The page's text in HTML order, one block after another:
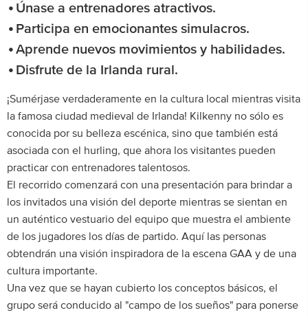
Únase a entrenadores atractivos.
Participa en emocionantes simulacros.
Aprende nuevos movimientos y habilidades.
Disfrute de la Irlanda rural.
¡Sumérjase verdaderamente en la cultura local mientras visita
la famosa ciudad medieval de Irlanda! Kilkenny no sólo es
conocida por su belleza escénica, sino que también está
asociada con el hurling, que ahora los visitantes pueden
practicar con entrenadores talentosos.
El recorrido comenzará con una presentación para brindar a
los invitados una visión del deporte mientras se sientan en
un auténtico vestuario del equipo que muestra el ambiente
de los jugadores los días de partido. Aquí las personas
obtendrán una visión inspiradora de la escena GAA y de una
cultura importante.
Una vez que se hayan cubierto los conceptos básicos, el
grupo será conducido al "campo de los sueños" para ponerse